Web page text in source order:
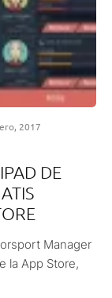
2017
DE
Manager
la App Store,